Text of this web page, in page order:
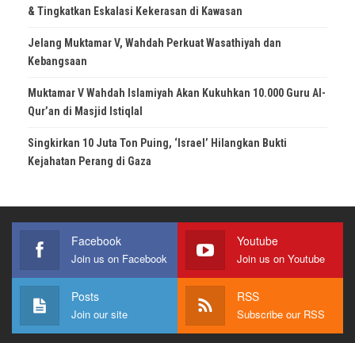
& Tingkatkan Eskalasi Kekerasan di Kawasan
Jelang Muktamar V, Wahdah Perkuat Wasathiyah dan
Kebangsaan
Muktamar V Wahdah Islamiyah Akan Kukuhkan 10.000 Guru Al-
Qur’an di Masjid Istiqlal
Singkirkan 10 Juta Ton Puing, ‘Israel’ Hilangkan Bukti
Kejahatan Perang di Gaza
Facebook
Join us on Facebook
Youtube
Join us on Youtube
Posts
Join our site
RSS
Subscribe our RSS